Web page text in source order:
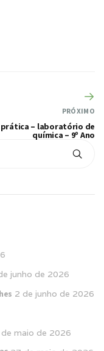
PRÓXIMO
prática – laboratório de
química – 9º Ano
junho de 2026
2 de junho de 2026
maio de 2026